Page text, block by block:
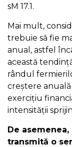
sM 17.1.
Mai mult,
trebuie să fie
anual, astfel
această
rândul
creștere
exercițiu
intensității
De
transmită o